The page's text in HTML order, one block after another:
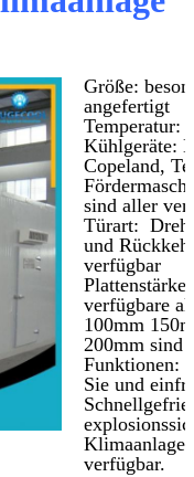
Größe:
angefertigt
Temperatur:
Kühlgeräte:
Copeland,
sind aller
Türart:
und
verfügbar
Plattenstärke:
verfügbare
100mm
200mm sind
Funktionen:
Sie und
verfügbar.